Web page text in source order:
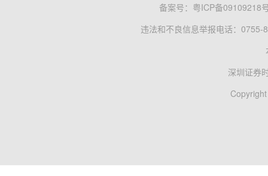
备案号： 粤ICP备09109218
违法和不良信息举报电话：0755-
深圳证券